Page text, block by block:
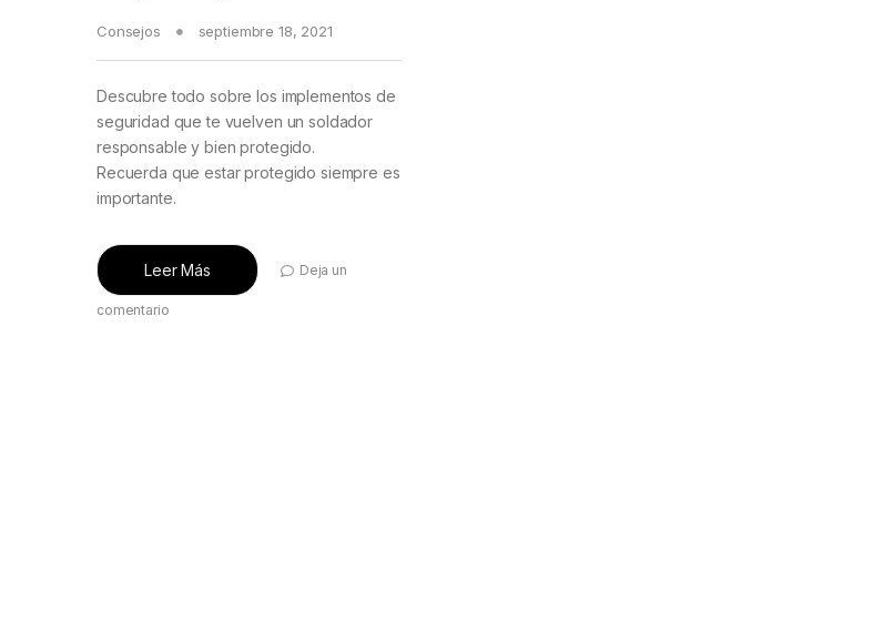
Consejos septiembre 18, 2021
Descubre todo sobre los implementos de
seguridad que te vuelven un soldador
responsable y bien protegido.
Recuerda que estar protegido siempre es
importante.
Leer Más Deja un
comentario